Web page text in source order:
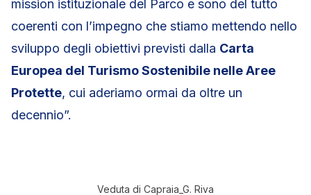
mission istituzionale del Parco e sono del tutto
coerenti con l’impegno che stiamo mettendo nello
sviluppo degli obiettivi previsti dalla Carta
Europea del Turismo Sostenibile nelle Aree
Protette, cui aderiamo ormai da oltre un
decennio”.
Veduta di Capraia_G. Riva